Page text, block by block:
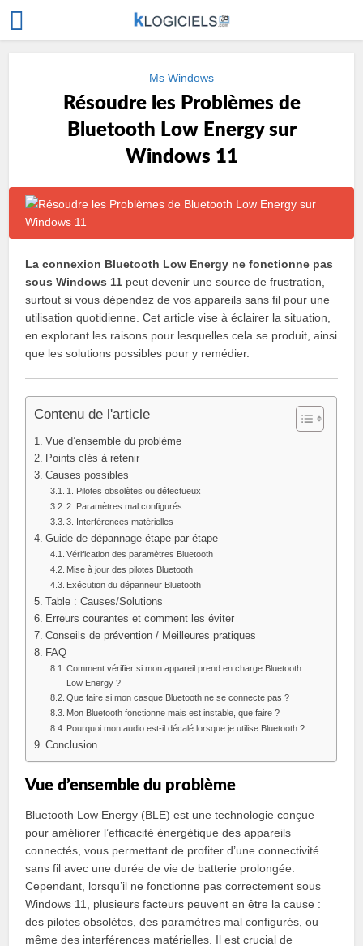
Ms Windows
Résoudre les Problèmes de
Bluetooth Low Energy sur
Windows 11
La connexion Bluetooth Low Energy ne fonctionne pas
sous Windows 11 peut devenir une source de frustration,
surtout si vous dépendez de vos appareils sans fil pour une
utilisation quotidienne. Cet article vise à éclairer la situation,
en explorant les raisons pour lesquelles cela se produit, ainsi
que les solutions possibles pour y remédier.
Contenu de l'article
Vue d’ensemble du problème
Points clés à retenir
Causes possibles
1. Pilotes obsolètes ou défectueux
2. Paramètres mal configurés
3. Interférences matérielles
Guide de dépannage étape par étape
Vérification des paramètres Bluetooth
Mise à jour des pilotes Bluetooth
Exécution du dépanneur Bluetooth
Table : Causes/Solutions
Erreurs courantes et comment les éviter
Conseils de prévention / Meilleures pratiques
FAQ
Comment vérifier si mon appareil prend en charge Bluetooth
Low Energy ?
Que faire si mon casque Bluetooth ne se connecte pas ?
Mon Bluetooth fonctionne mais est instable, que faire ?
Pourquoi mon audio est-il décalé lorsque je utilise Bluetooth ?
Conclusion
Vue d’ensemble du problème
Bluetooth Low Energy (BLE) est une technologie conçue
pour améliorer l’efficacité énergétique des appareils
connectés, vous permettant de profiter d’une connectivité
sans fil avec une durée de vie de batterie prolongée.
Cependant, lorsqu’il ne fonctionne pas correctement sous
Windows 11, plusieurs facteurs peuvent en être la cause :
des pilotes obsolètes, des paramètres mal configurés, ou
même des interférences matérielles. Il est crucial de